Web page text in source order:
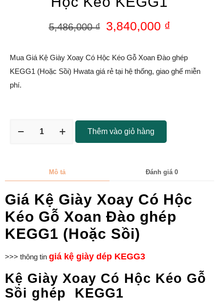
5,486,000₫ 3,840,000 ₫
Mua Giá Kệ Giày Xoay Có Hộc Kéo Gỗ Xoan Đào ghép
KEGG1 (Hoặc Sồi) Hwata giá rẻ tại hệ thống, giao ghế miễn
phí.
Thêm vào giỏ hàng
Mô tả Đánh giá 0
Giá Kệ Giày Xoay Có Hộc
Kéo Gỗ Xoan Đào ghép
KEGG1 (Hoặc Sồi)
>>> thông tin giá kệ giày dép KEGG3
Kệ Giày Xoay Có Hộc Kéo Gỗ
Sồi ghép KEGG1